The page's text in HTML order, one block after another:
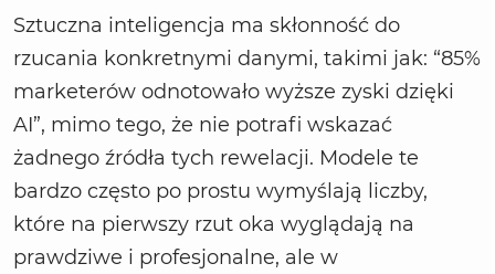
Sztuczna inteligencja ma skłonność do
rzucania konkretnymi danymi, takimi jak: “85%
marketerów odnotowało wyższe zyski dzięki
AI”, mimo tego, że nie potrafi wskazać
żadnego źródła tych rewelacji. Modele te
bardzo często po prostu wymyślają liczby,
które na pierwszy rzut oka wyglądają na
prawdziwe i profesjonalne, ale w